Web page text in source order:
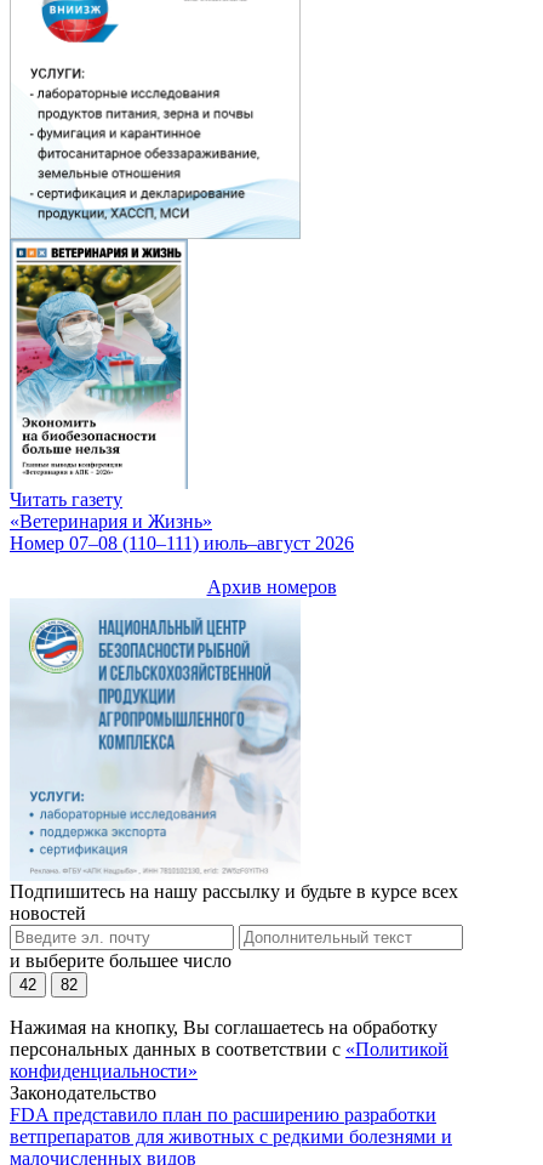
Читать газету
«Ветеринария и Жизнь»
Номер 07–08 (110–111) июль–август 2026
Архив номеров
Подпишитесь на нашу рассылку и будьте в курсе всех
новостей
и выберите большее число
42 82
Нажимая на кнопку, Вы соглашаетесь на обработку
персональных данных в соответствии с «Политикой
конфиденциальности»
Законодательство
FDA представило план по расширению разработки
ветпрепаратов для животных с редкими болезнями и
малочисленных видов